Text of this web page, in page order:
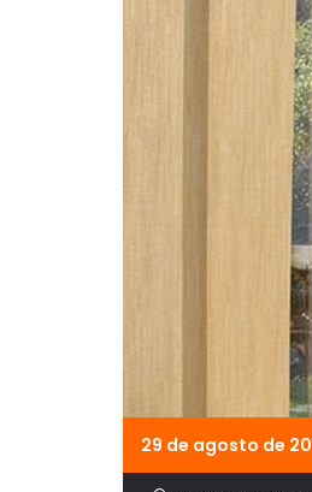
29 de agosto de